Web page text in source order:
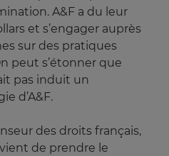
A&F a du leur
et s’engager auprès
sur des pratiques
peut s’étonner que
pas induit un
d’A&F.
des droits français,
de prendre le